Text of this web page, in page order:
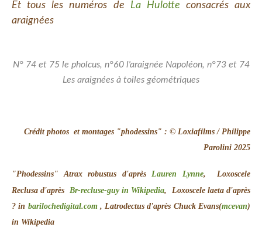
Et tous les numéros de La Hulotte consacrés aux
araignées
N° 74 et 75 le pholcus, n°60 l'araignée Napoléon, n°73 et 74
Les araignées à toiles géométriques
Crédit photos et montages "phodessins" : © Loxiafilms / Philippe
Parolini 2025
"Phodessins" Atrax robustus d'après Lauren Lynne, Loxoscele
Reclusa d'après Br-recluse-guy in Wikipedia, Loxoscele laeta d'après
? in barilochedigital.com, Latrodectus d'après Chuck Evans(mcevan)
in Wikipedia